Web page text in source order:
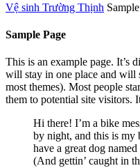
Vệ sinh Trường Thịnh
Sample Page
This is an example page. It’s
will stay in one place and will
most themes). Most people
them to potential site visitors.
Hi there! I’m a bike
by night, and this is
have a great dog
(And gettin’ caught in